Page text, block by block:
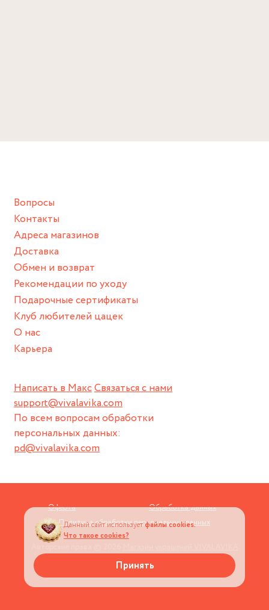
Написать в МаксСвязаться с нами
support@vivalavika.com
По всем вопросам обработки
персональных данных:
pd@vivalavika.com
Вопросы
Контакты
Адреса магазинов
Доставка
Обмен и возврат
Рекомендации по уходу
Подарочные сертификаты
Клуб любителей цацек
О нас
Карьера
Оферта
Обработка данных
Политика обработки персональных данных
Данный сайт используетфайлы cookies.
Что такое cookies?
Принять